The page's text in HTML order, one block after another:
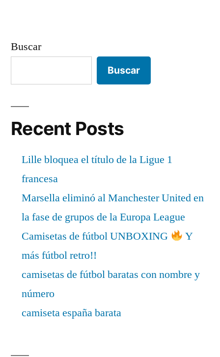
Buscar
Buscar
Recent Posts
Lille bloquea el título de la Ligue 1
francesa
Marsella eliminó al Manchester United en
la fase de grupos de la Europa League
Camisetas de fútbol UNBOXING
Y
más fútbol retro!!
camisetas de fútbol baratas con nombre y
número
camiseta españa barata